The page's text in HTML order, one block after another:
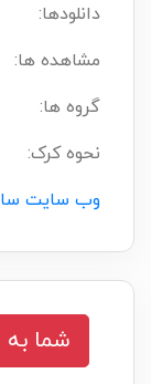
دانلودها:
مشاهده ها:
گروه ها:
نحوه کرک:
وب سایت
شما